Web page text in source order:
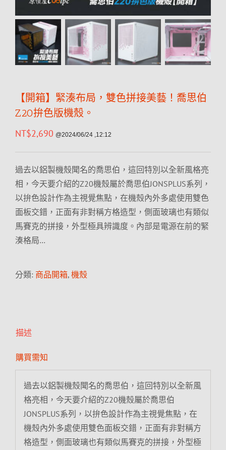
【開箱】緊湊布局，雙色拼接美藝！喬思伯
Z20拚色版機殼。
NT$2,690 @2024/06/24 ,12:12
過去以鋁製機殼聞名的喬思伯，這回特別以全新風格亮
相，今天要介紹的Z20機殼屬於喬思伯JONSPLUS系列，
以拚色設計作為主視覺焦點，在機殼內外多處使用雙色
面板交錯，正面有非對稱方格造型，側面玻璃也有類似
馬賽克的拼接，外型極具辨識度。內部是電源在前的緊
湊格局…
分類: 商品開箱, 機殼
描述
購買需知
過去以鋁製機殼聞名的喬思伯，這回特別以全新風
格亮相，今天要介紹的Z20機殼屬於喬思伯
JONSPLUS系列，以拚色設計作為主視覺焦點，在
機殼內外多處使用雙色面板交錯，正面有非對稱方
格造型，側面玻璃也有類似馬賽克的拼接，外型極